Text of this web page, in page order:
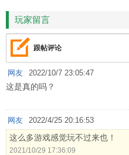
玩家留言
跟帖评论
网友 2022/10/7 23:05:47
这是真的吗？
网友 2022/4/25 20:16:53
这么多游戏感觉玩不过来也！
2021/10/29 17:36:09